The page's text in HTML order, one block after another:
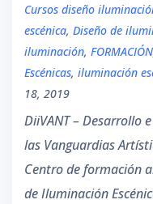
Cursos diseño
escénica, Diseño de
iluminación, FORMACIÓN
Escénicas, iluminación
18, 2019
DiiVANT – Desarrollo
las Vanguardias
Centro de formación
de Iluminación